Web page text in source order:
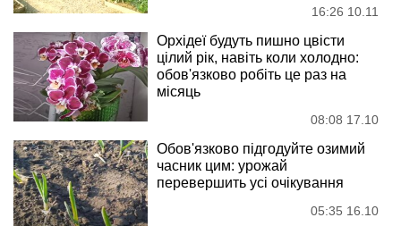
16:26 10.11
Орхідеї будуть пишно цвісти
цілий рік, навіть коли холодно:
обов'язково робіть це раз на
місяць
08:08 17.10
Обов'язково підгодуйте озимий
часник цим: урожай
перевершить усі очікування
05:35 16.10